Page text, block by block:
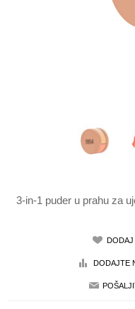
3-in-1 puder u prahu za